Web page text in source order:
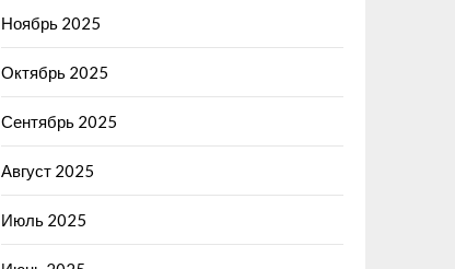
Ноябрь 2025
Октябрь 2025
Сентябрь 2025
Август 2025
Июль 2025